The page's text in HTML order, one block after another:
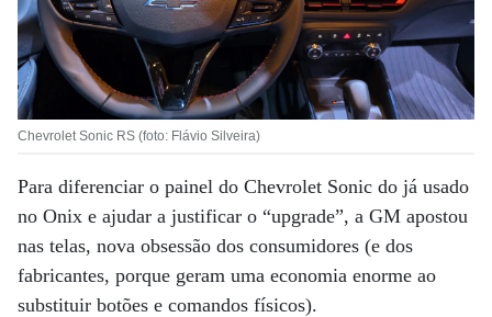
Chevrolet Sonic RS (foto: Flávio Silveira)
Para diferenciar o painel do Chevrolet Sonic do já usado
no Onix e ajudar a justificar o “upgrade”, a GM apostou
nas telas, nova obsessão dos consumidores (e dos
fabricantes, porque geram uma economia enorme ao
substituir botões e comandos físicos).